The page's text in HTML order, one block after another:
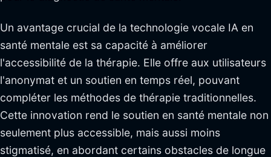
Un avantage crucial de la technologie vocale IA en
santé mentale est sa capacité à améliorer
l'accessibilité de la thérapie. Elle offre aux utilisateurs
l'anonymat et un soutien en temps réel, pouvant
compléter les méthodes de thérapie traditionnelles.
Cette innovation rend le soutien en santé mentale non
seulement plus accessible, mais aussi moins
stigmatisé, en abordant certains obstacles de longue